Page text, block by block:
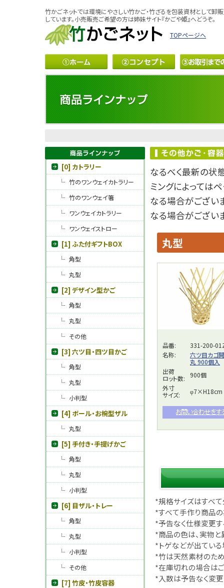
竹かごネットでは環境にやさしい竹かご・竹ざるを包装資材として卸
しています。小売販売ご希望の方は姉妹サイト『かごや姫』へどうぞ。
TOPページへ
なるべく最新の状
ミングによっては
なる場合がござい
なる場合がござい
丸型
品番:
331-200-
名称:
六ツ目カゴ
丸 900個入
出荷
ロット数:
900個
外寸
サイズ:
φ7×H18cm
*規格サイズはすべて
*すべて手作り商品の
*予告なく仕様変更す
*商品の色は、実物と
*トゲなどが出ている
*竹は天然素材のため
*在庫切れの場合はご
*入数は予告なく変更
[0] カトラリー
竹のワンウェイカトラリー
竹のワンウェイ箸
ワンウェイカトラリー
ワンウェイストロー
[1] ふた付ギフトBOX
角型
丸型
[2] デザイン型かご
角型
丸型
その他
[3] 六ツ目・四ツ目かご
角型
丸型
小判型
[4] ボール・お椀型ザル
丸型
[5] 手付き・手提げかご
角型
丸型
小判型
[6] 目ザル・トレー
角型
丸型
小判型
その他
[7] 竹皮・竹皮容器